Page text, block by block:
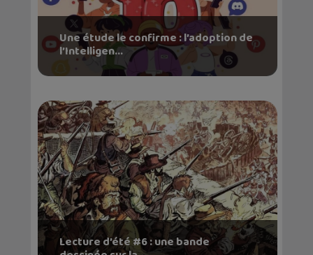
Une étude le confirme : l’adoption de
l’Intelligen...
Lecture d’été #6 : une bande